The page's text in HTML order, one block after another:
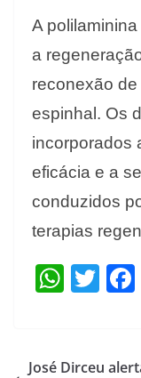
A
a
reconexão
espinhal. Os
incorporados
eficácia e a
conduzidos
terapias
W
s
T
er
José Dirceu